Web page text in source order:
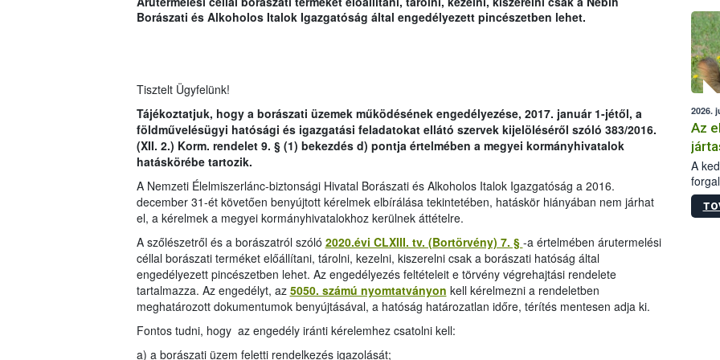
Borászati és Alkoholos Italok Igazgatóság által engedélyezett pincészetben lehet.
Tisztelt Ügyfelünk!
Tájékoztatjuk, hogy a borászati üzemek működésének engedélyezése, 2017. január 1-jétől, a
földművelésügyi hatósági és igazgatási feladatokat ellátó szervek kijelöléséről szóló 383/2016.
(XII. 2.) Korm. rendelet 9. § (1) bekezdés d) pontja értelmében a megyei kormányhivatalok
hatáskörébe tartozik.
A Nemzeti Élelmiszerlánc-biztonsági Hivatal Borászati és Alkoholos Italok Igazgatóság a 2016.
december 31-ét követően benyújtott kérelmek elbírálása tekintetében, hatáskör hiányában nem járhat
el, a kérelmek a megyei kormányhivatalokhoz kerülnek áttételre.
A szőlészetről és a borászatról szóló 2020.évi CLXIII. tv. (Bortörvény) 7. § -a értelmében árutermelési
céllal borászati terméket előállítani, tárolni, kezelni, kiszerelni csak a borászati hatóság által
engedélyezett pincészetben lehet. Az engedélyezés feltételeit e törvény végrehajtási rendelete
tartalmazza. Az engedélyt, az 5050. számú nyomtatványon kell kérelmezni a rendeletben
meghatározott dokumentumok benyújtásával, a hatóság határozatlan időre, térítés mentesen adja ki.
Fontos tudni, hogy az engedély iránti kérelemhez csatolni kell:
a) a borászati üzem feletti rendelkezés igazolását;
2026.
Az
A